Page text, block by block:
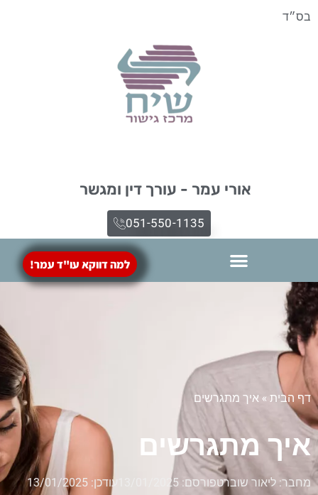
בס״ד
אורי עמר - עורך דין ומגשר
051-550-1135​
למה דווקא עו"ד עמר!
דף הבית »איך מתגרשים
איך מתגרשים
מחבר: ליאור שוברטפורסם: 13/01/2025 עודכן: 13/01/2025